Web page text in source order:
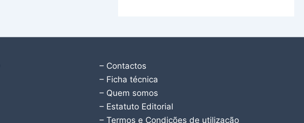
– Contactos
– Ficha técnica
– Quem somos
– Estatuto Editorial
– Termos e Condições de utilização